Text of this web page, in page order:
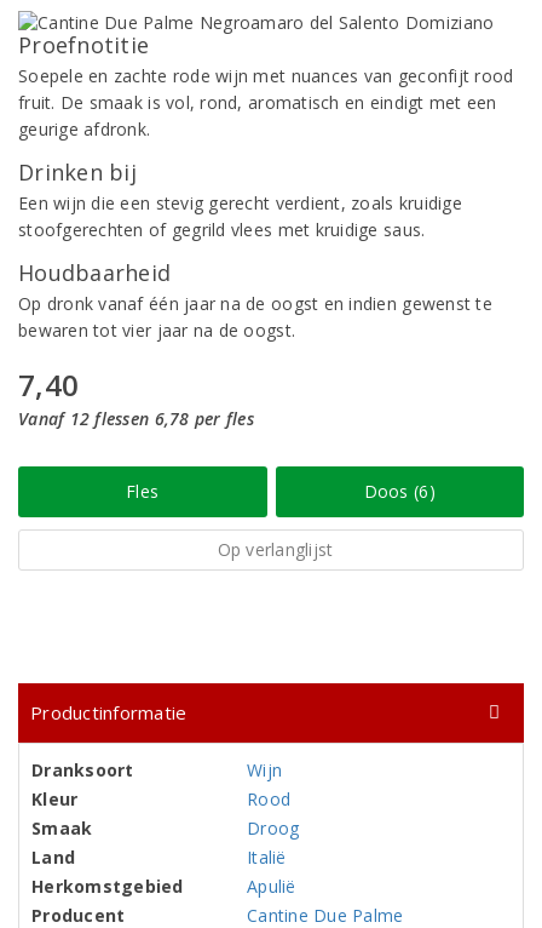
Proefnotitie
Soepele en zachte rode wijn met nuances van geconfijt rood
fruit. De smaak is vol, rond, aromatisch en eindigt met een
geurige afdronk.
Drinken bij
Een wijn die een stevig gerecht verdient, zoals kruidige
stoofgerechten of gegrild vlees met kruidige saus.
Houdbaarheid
Op dronk vanaf één jaar na de oogst en indien gewenst te
bewaren tot vier jaar na de oogst.
7,40
Vanaf 12 flessen 6,78 per fles
Fles Doos (6)
Op verlanglijst
Productinformatie
Dranksoort
Wijn
Kleur
Rood
Smaak
Droog
Land
Italië
Herkomstgebied
Apulië
Producent
Cantine Due Palme